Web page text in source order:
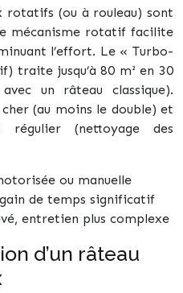
rotatifs (ou à rouleau) sont
mécanisme rotatif facilite
l’effort. Le « Turbo-
traite jusqu’à 80 m² en 30
un râteau classique).
(au moins le double) et
régulier (nettoyage des
ou manuelle
de temps significatif
entretien plus complexe
d’un râteau